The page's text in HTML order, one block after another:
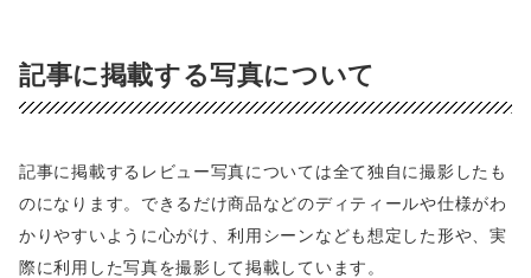
記事に掲載する写真について
記事に掲載するレビュー写真については全て独自に撮影したも
のになります。できるだけ商品などのディティールや仕様がわ
かりやすいように心がけ、利用シーンなども想定した形や、実
際に利用した写真を撮影して掲載しています。